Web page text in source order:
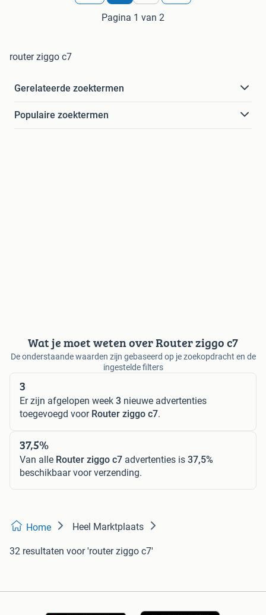
Pagina 1 van 2
router ziggo c7
Gerelateerde zoektermen
Populaire zoektermen
Wat je moet weten over Router ziggo c7
De onderstaande waarden zijn gebaseerd op je zoekopdracht en de
ingestelde filters
3
Er zijn afgelopen week 3 nieuwe advertenties
toegevoegd voor Router ziggo c7.
37,5%
Van alle Router ziggo c7 advertenties is 37,5%
beschikbaar voor verzending.
Home Heel Marktplaats
32 resultaten voor 'router ziggo c7'